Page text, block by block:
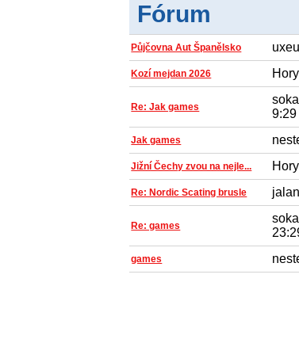
Fórum
Půjčovna Aut Španělsko
Kozí mejdan 2026
Re: Jak games
9:29
Jak games
Jižní Čechy zvou na nejle...
Re: Nordic Scating brusle
Re: games
games